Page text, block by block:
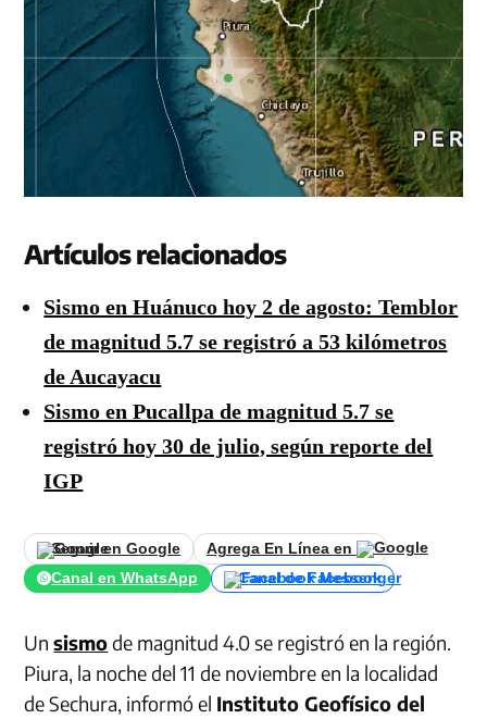
Artículos relacionados
Sismo en Huánuco hoy 2 de agosto: Temblor
de magnitud 5.7 se registró a 53 kilómetros
de Aucayacu
Sismo en Pucallpa de magnitud 5.7 se
registró hoy 30 de julio, según reporte del
IGP
Seguir en Google
Agrega En Línea en
Canal en WhatsApp
Canal de Facebook
Unsismode magnitud 4.0 se registró en la región.
Piura, la noche del 11 de noviembre en la localidad
de Sechura, informó el Instituto Geofísico del